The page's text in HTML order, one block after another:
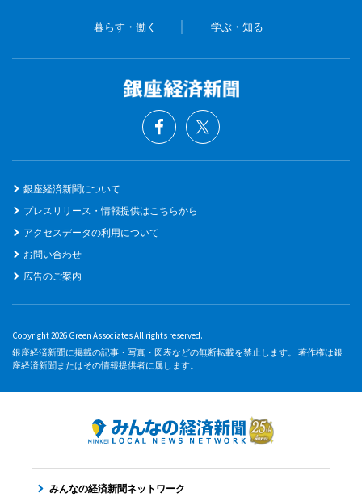
暮らす・働く 学ぶ・知る
銀座経済新聞について
プレスリリース・情報提供はこちらから
アクセスデータの利用について
お問い合わせ
広告のご案内
Copyright 2026 Green Associates All rights reserved.
銀座経済新聞に掲載の記事・写真・図表などの無断転載を禁止します。 著作権は銀
座経済新聞またはその情報提供者に属します。
みんなの経済新聞ネットワーク